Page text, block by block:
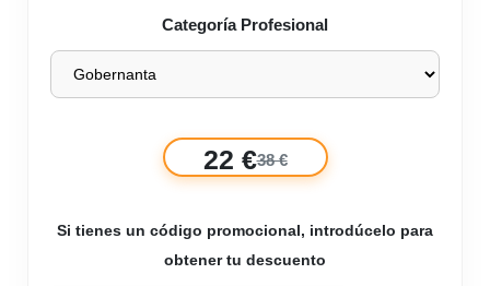
Categoría Profesional
22 €38 €
Si tienes un código promocional, introdúcelo para
obtener tu descuento